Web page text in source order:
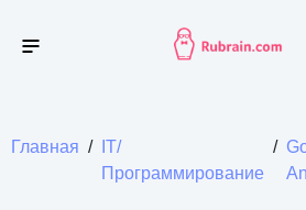
Главная /
IT/
Программирование
/